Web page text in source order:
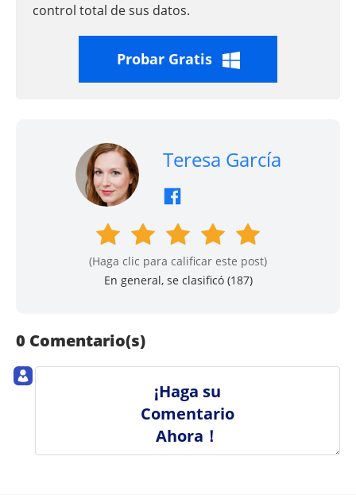
control total de sus datos.
Probar Gratis
Teresa García
(Haga clic para calificar este post)
En general, se clasificó (187)
0 Comentario(s)
¡Haga su
Comentario
Ahora！